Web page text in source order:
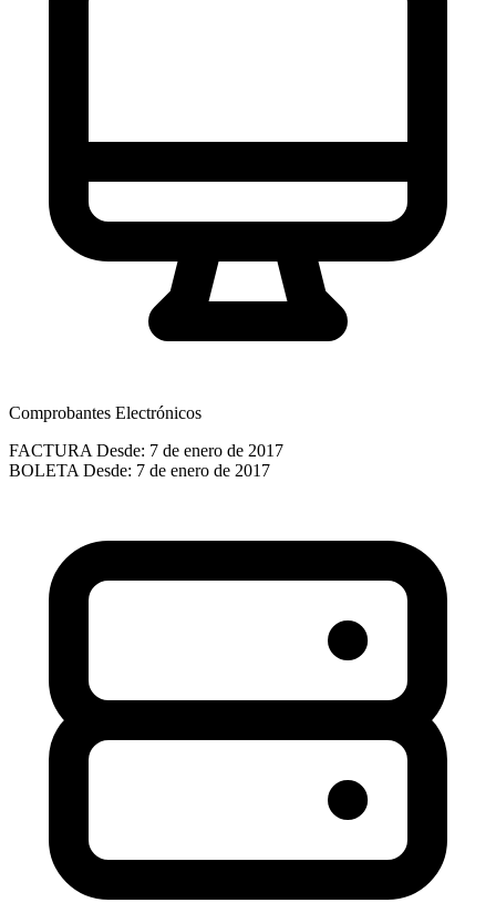
Comprobantes Electrónicos
FACTURA Desde: 7 de enero de 2017
BOLETA Desde: 7 de enero de 2017